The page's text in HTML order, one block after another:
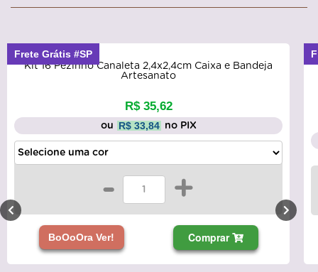
Caixa e Bandeja
Comprar
Kit 48 Pezinho Grande
Por: R$
ou R$ 90,54
ou 2x de R$
BoOoOra Ver!